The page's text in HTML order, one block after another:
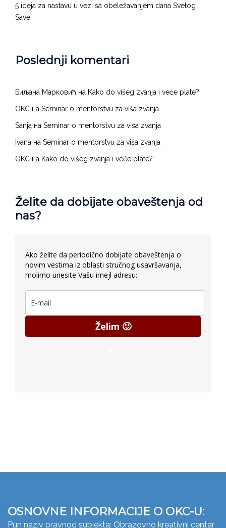
5 ideja za nastavu u vezi sa obeležavanjem dana Svetog
Save
Poslednji komentari
Биљана Марковић на Kako do višeg zvanja i veće plate?
OKC на Seminar o mentorstvu za viša zvanja
Sanja на Seminar o mentorstvu za viša zvanja
Ivana на Seminar o mentorstvu za viša zvanja
OKC на Kako do višeg zvanja i veće plate?
Želite da dobijate obaveštenja od
nas?
Ako želite da periodično dobijate obaveštenja o
novim vestima iz oblasti stručnog usavršavanja,
molimo unesite Vašu imejl adresu:
Želim 🙂
OSNOVNE INFORMACIJE O OKC-U:
Pun naziv pravnog subjekta: Obrazovno kreativni centar